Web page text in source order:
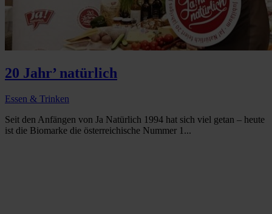
20 Jahr’ natürlich
Essen & Trinken
Seit den Anfängen von Ja Natürlich 1994 hat sich viel getan – heute
ist die Biomarke die österreichische Nummer 1...